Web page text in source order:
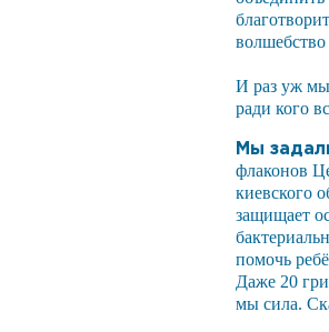
волшебство
И раз уж мы
ради кого
Мы
флаконов
киевского
защищает
помочь
Даже 20
мы сила.